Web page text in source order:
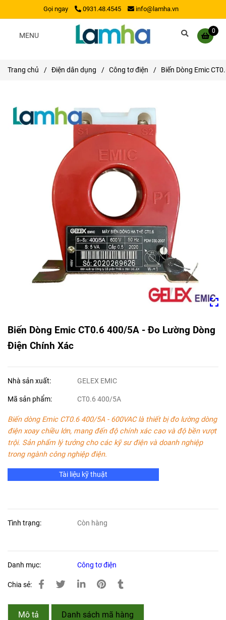
Gọi ngay 0931.48.4545 info@lamha.vn
0
MENU
Trang chủ / Điện dân dụng / Công tơ điện / Biến Dòng Emic
Biến Dòng Emic CT0.6 400/5A - Đo Lường Dòng
Điện Chính Xác
Nhà sản xuất: GELEX EMIC
Mã sản phẩm: CT0.6 400/5A
Biến dòng Emic CT0.6 400/5A - 600VAC là thiết bị đo lường dòng
điện xoay chiều lớn, mang đến độ chính xác cao và độ bền vượt
trội. Sản phẩm lý tưởng cho các kỹ sư điện và doanh nghiệp
trong ngành công nghiệp điện.
Tài liệu kỹ thuật
Tình trạng: Còn hàng
Danh mục: Công tơ điện
Chia sẻ:
Mô tả Danh sách mã hàng